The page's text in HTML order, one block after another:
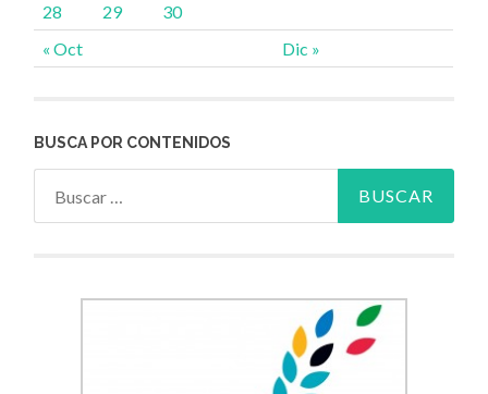
« Oct Dic »
28
29 30
BUSCA POR CONTENIDOS